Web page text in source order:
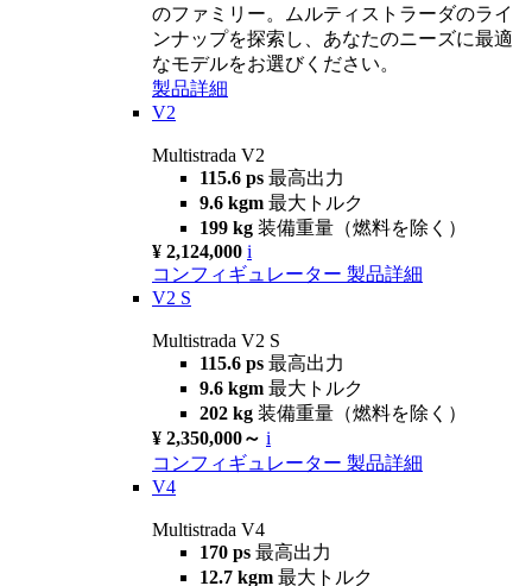
のファミリー。ムルティストラーダのライ
ンナップを探索し、あなたのニーズに最適
なモデルをお選びください。
製品詳細
V2
Multistrada V2
115.6 ps 最高出力
9.6 kgm 最大トルク
199 kg 装備重量（燃料を除く）
¥ 2,124,000 i
コンフィギュレーター 製品詳細
V2 S
Multistrada V2 S
115.6 ps 最高出力
9.6 kgm 最大トルク
202 kg 装備重量（燃料を除く）
¥ 2,350,000～ i
コンフィギュレーター 製品詳細
V4
Multistrada V4
170 ps 最高出力
12.7 kgm 最大トルク